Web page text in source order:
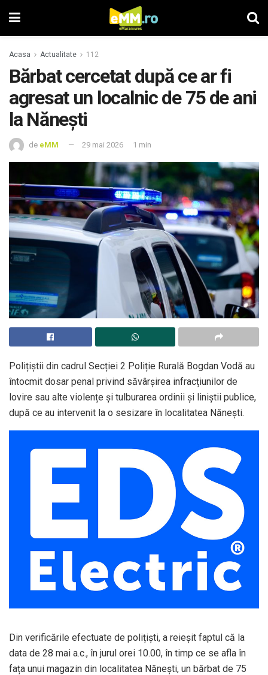
Acasa Actualitate 112
Bărbat cercetat după ce ar fi
agresat un localnic de 75 de ani
la Nănești
de eMM 29 mai 2026 1 min
Polițiștii din cadrul Secției 2 Poliție Rurală Bogdan Vodă au
întocmit dosar penal privind săvârșirea infracțiunilor de
lovire sau alte violențe și tulburarea ordinii și liniștii publice,
după ce au intervenit la o sesizare în localitatea Nănești.
Din verificările efectuate de polițiști, a reieșit faptul că la
data de 28 mai a.c., în jurul orei 10.00, în timp ce se afla în
fața unui magazin din localitatea Nănești, un bărbat de 75